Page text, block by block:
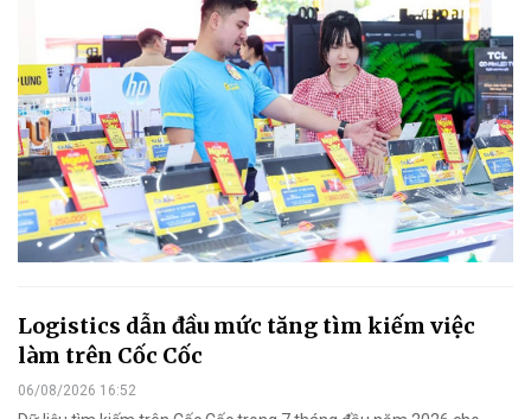
Logistics dẫn đầu mức tăng tìm kiếm việc
làm trên Cốc Cốc
06/08/2026 16:52